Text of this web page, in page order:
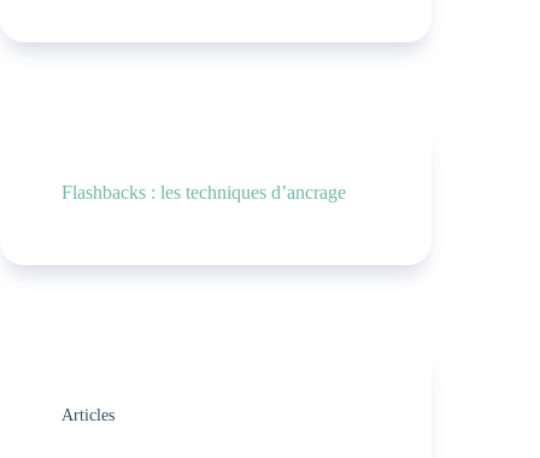
Flashbacks : les techniques d’ancrage
Articles